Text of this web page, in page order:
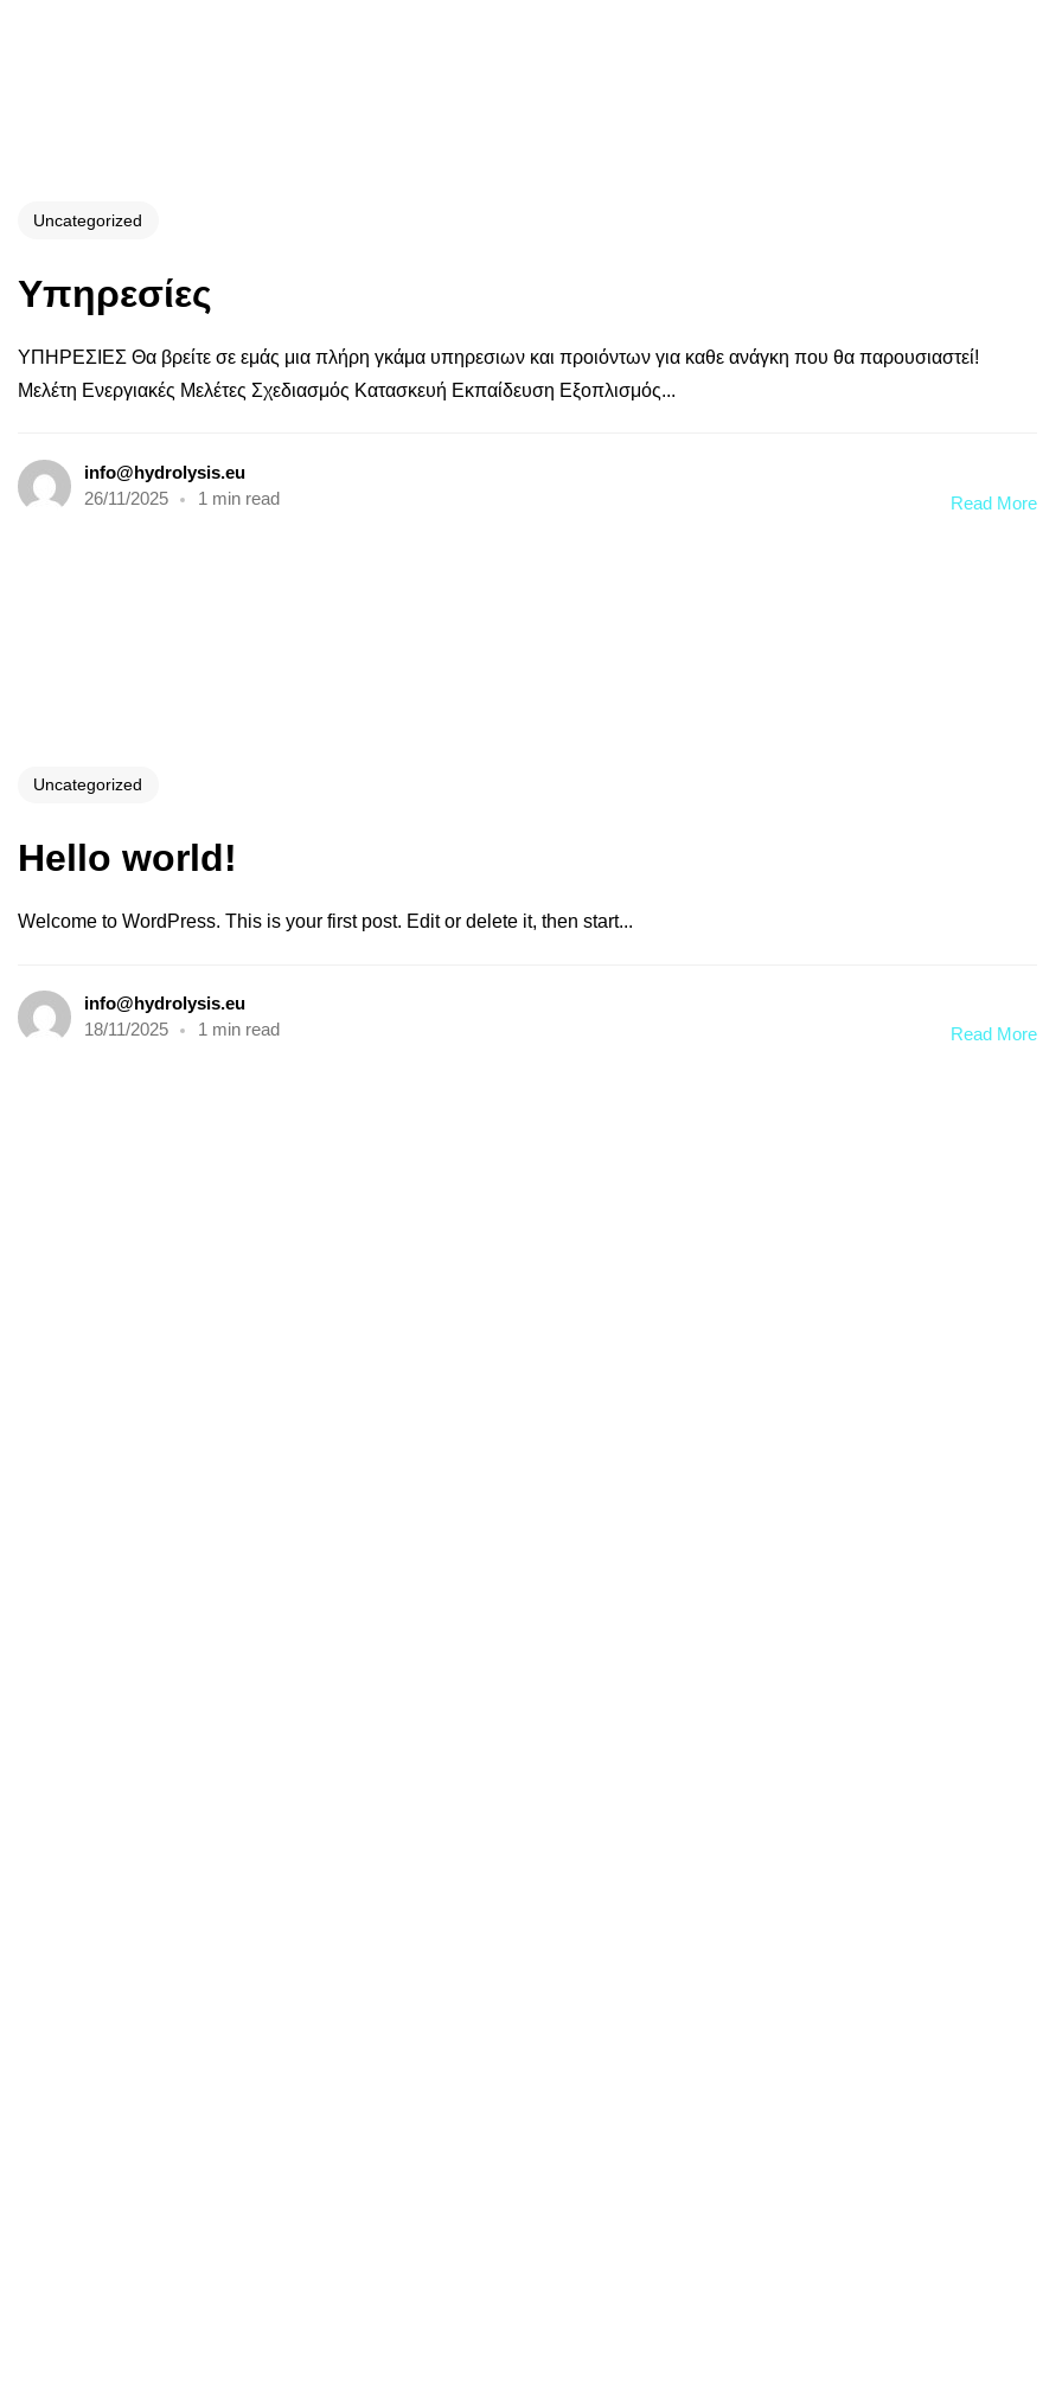
Uncategorized
Υπηρεσίες
ΥΠΗΡΕΣΙΕΣ Θα βρείτε σε εμάς μια πλήρη γκάμα υπηρεσιων και προιόντων για καθε ανάγκη που θα παρουσιαστεί!
Μελέτη Ενεργιακές Μελέτες Σχεδιασμός Κατασκευή Εκπαίδευση Εξοπλισμός...
info@hydrolysis.eu
26/11/2025
1 min read Read More
Uncategorized
Hello world!
Welcome to WordPress. This is your first post. Edit or delete it, then start...
info@hydrolysis.eu
18/11/2025
1 min read Read More